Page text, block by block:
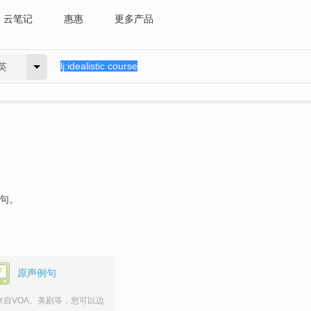
云笔记 惠惠 更多产品
。
原声例句
自VOA、美剧等，您可以边